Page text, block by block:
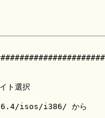
ト選択
i386/	から